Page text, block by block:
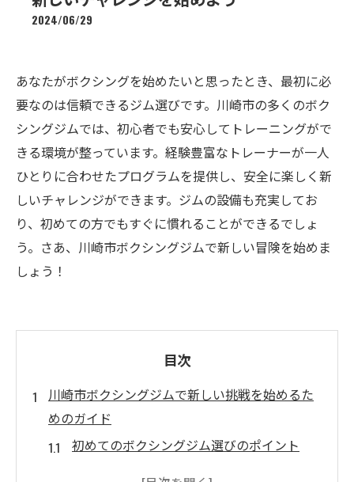
2024/06/29
あなたがボクシングを始めたいと思ったとき、最初に必
要なのは信頼できるジム選びです。川崎市の多くのボク
シングジムでは、初心者でも安心してトレーニングがで
きる環境が整っています。経験豊富なトレーナーが一人
ひとりに合わせたプログラムを提供し、安全に楽しく新
しいチャレンジができます。ジムの設備も充実してお
り、初めての方でもすぐに慣れることができるでしょ
う。さあ、川崎市ボクシングジムで新しい冒険を始めま
しょう！
目次
川崎市ボクシングジムで新しい挑戦を始めるた
めのガイド
初めてのボクシングジム選びのポイント
トレーニング前に知っておきたい準備と心